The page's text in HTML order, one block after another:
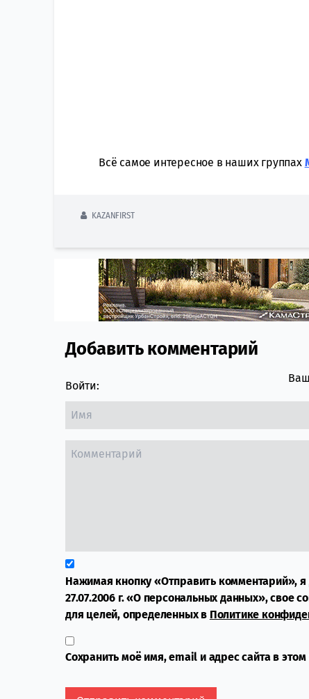
Всё самое интересное в наших группах
KAZANFIRST
Comment section
Добавить комментарий
Войти:
Нажимая кнопку «Отправить комментарий»,
27.07.2006 г. «О персональных данных», свое
для целей, определенных в Политике
Сохранить моё имя, email и адрес сайта в